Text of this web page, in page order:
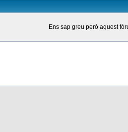
Ens sap greu però aquest